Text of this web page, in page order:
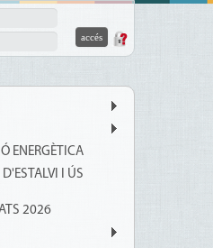
ENERGÈTICA
I ÚS
2026